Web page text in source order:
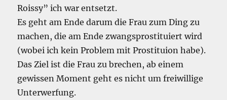
Roissy” ich war entsetzt.
Es geht am Ende darum die Frau zum Ding zu
machen, die am Ende zwangsprostituiert wird
(wobei ich kein Problem mit Prostituion habe).
Das Ziel ist die Frau zu brechen, ab einem
gewissen Moment geht es nicht um freiwillige
Unterwerfung.